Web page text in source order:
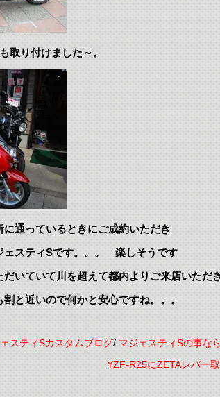
取り付けました～。
通っているときにご成約いただき
ェスティSです。。。 楽しそうです
いていて川を超えて都内よりご来店いただ
と近いので何かと安心ですね。。。
スティSカスタムブログ/マジェスティSの事な
YZF-R25にZETAレバー